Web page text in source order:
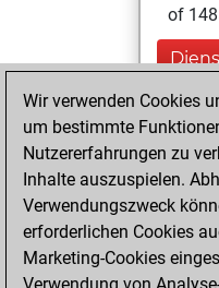
of
blitz
=0 -3
Wir verwenden Cookies
um bestimmte
Nutzererfahrungen zu
Inhalte auszuspielen.
Verwendungszweck
erforderlichen Cookies
Marketing-Cookies